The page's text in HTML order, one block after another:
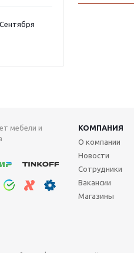
мебели и
КОМПАНИЯ
О компании
Новости
Сотрудники
Вакансии
Магазины